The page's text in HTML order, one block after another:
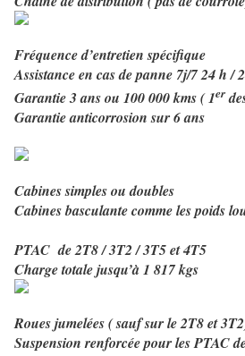
Fréquence d’entretien spécifique
Assistance en cas de panne 7j/7 24 h /
Garantie 3 ans ou 100 000 kms ( 1er
Garantie anticorrosion sur 6 ans
Cabines simples ou doubles
Cabines basculante comme les poids
PTAC de 2T8 / 3T2 / 3T5 et 4T5
Charge totale jusqu’à 1 817 kgs
Roues jumelées ( sauf sur le 2T8 et
Suspension renforcée pour les PTAC